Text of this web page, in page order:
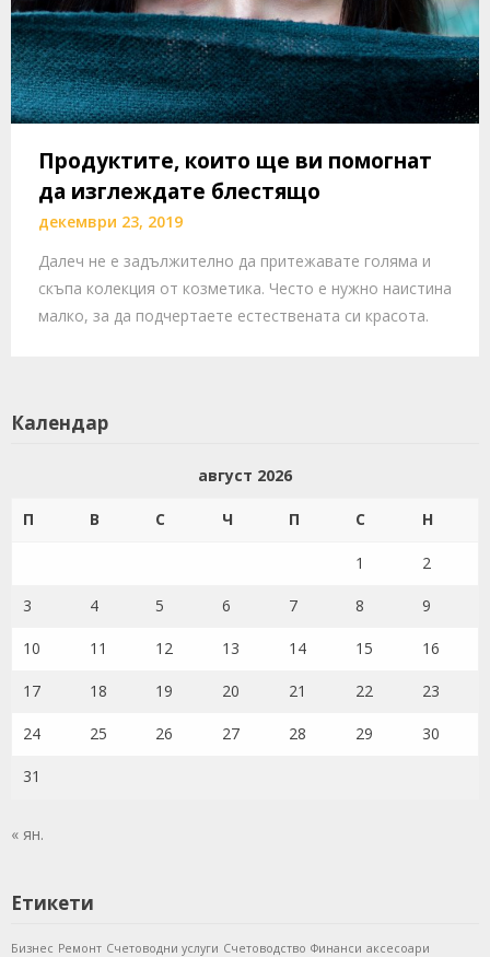
Продуктите, които ще ви помогнат
да изглеждате блестящо
декември 23, 2019
Далеч не е задължително да притежавате голяма и
скъпа колекция от козметика. Често е нужно наистина
малко, за да подчертаете естествената си красота.
Календар
август 2026
П В С Ч П С Н
1 2
3 4 5 6 7 8 9
10 11 12 13 14 15 16
17 18 19 20 21 22 23
24 25 26 27 28 29 30
31
« ян.
Етикети
Бизнес Ремонт Счетоводни услуги Счетоводство Финанси аксесоари